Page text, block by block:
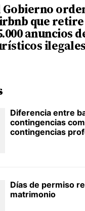
Gobierno
que retire
anuncios
ilegales
Diferencia entre
contingencias
contingencias
Días de permiso
matrimonio